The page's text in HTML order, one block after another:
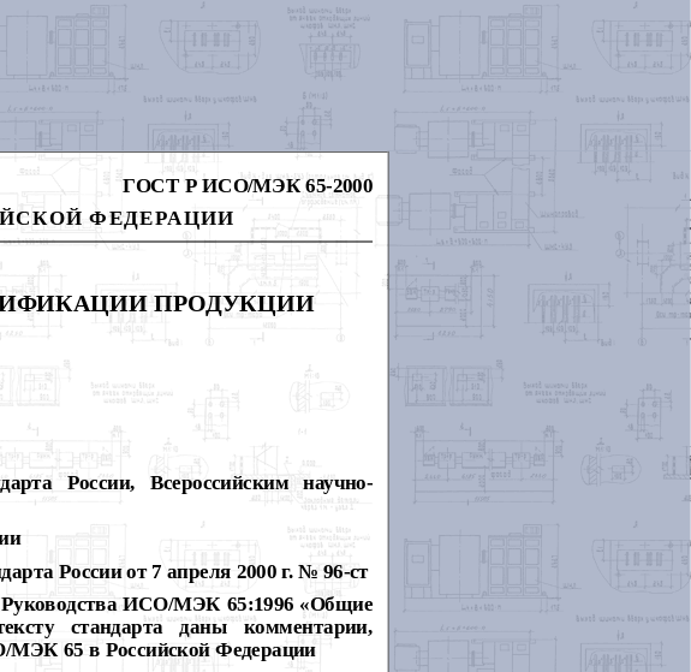
ГОСТ Р ИСО/МЭК 65-2000
ФЕДЕРАЦИИ
ПРОДУКЦИИ
России, Всероссийским научно-
России от 7 апреля 2000 г. № 96-ст
Руководства ИСО/МЭК 65:1996 «Общие
стандарта даны комментарии,
МЭК 65 в Российской Федерации